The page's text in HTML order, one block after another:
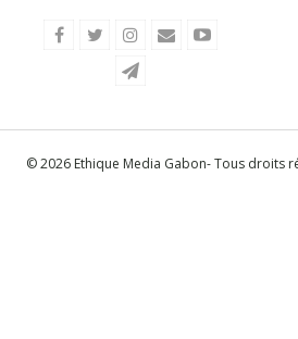
© 2026 Ethique Media Gabon- Tous droits